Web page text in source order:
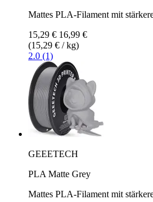
Mattes PLA-Filament mit
15,29 € 16,99 €
(15,29 € / kg)
2.0 (1)
GEEETECH
PLA Matte Grey
Mattes PLA-Filament mit